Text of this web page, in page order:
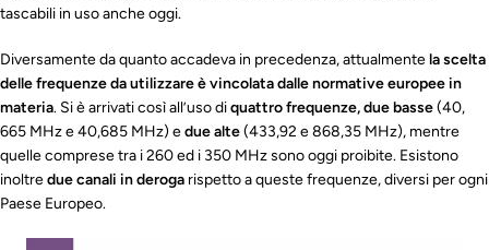
tascabili in uso anche oggi.
Diversamente da quanto accadeva in precedenza, attualmentela scelta
delle frequenze da utilizzare è vincolata dalle normative europee in
materia. Si è arrivati così all’uso diquattro frequenze, due basse(40,
665 MHz e 40,685 MHz) edue alte(433,92 e 868,35 MHz), mentre
quelle comprese tra i 260 ed i 350 MHz sono oggi proibite. Esistono
inoltredue canali in deroga rispetto a queste frequenze, diversi per ogni
Paese Europeo.